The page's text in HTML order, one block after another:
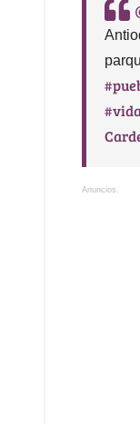
Anuncios.